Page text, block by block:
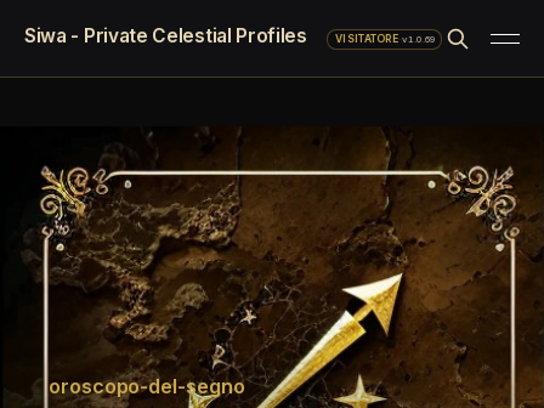
Siwa - Private Celestial Profiles VISITATORE·v1.0.69
oroscopo-del-segno